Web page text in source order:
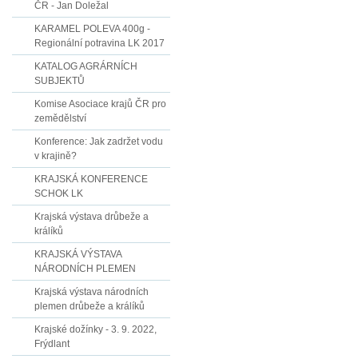
ČR - Jan Doležal
KARAMEL POLEVA 400g -
Regionální potravina LK 2017
KATALOG AGRÁRNÍCH
SUBJEKTŮ
Komise Asociace krajů ČR pro
zemědělství
Konference: Jak zadržet vodu
v krajině?
KRAJSKÁ KONFERENCE
SCHOK LK
Krajská výstava drůbeže a
králíků
KRAJSKÁ VÝSTAVA
NÁRODNÍCH PLEMEN
Krajská výstava národních
plemen drůbeže a králíků
Krajské dožínky - 3. 9. 2022,
Frýdlant